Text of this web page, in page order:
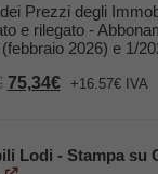
Prezzi degli
e rilegato -
2026) e 1/
Il
85,00€.
75,34€Il
75,34€.
+16.57€ IVA
Lodi - Stampa su